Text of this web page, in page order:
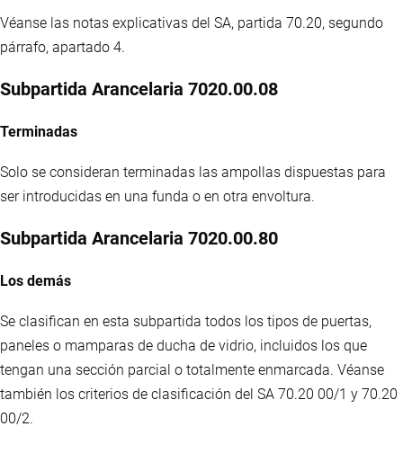
Véanse las notas explicativas del SA, partida 70.20, segundo
párrafo, apartado 4.
Subpartida Arancelaria 7020.00.08
Terminadas
Solo se consideran terminadas las ampollas dispuestas para
ser introducidas en una funda o en otra envoltura.
Subpartida Arancelaria 7020.00.80
Los demás
Se clasifican en esta subpartida todos los tipos de puertas,
paneles o mamparas de ducha de vidrio, incluidos los que
tengan una sección parcial o totalmente enmarcada. Véanse
también los criterios de clasificación del SA 70.20 00/1 y 70.20
00/2.